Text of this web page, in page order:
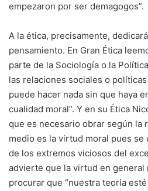
empezaron por ser demagogos”.
A la ética, precisamente,
pensamiento. En Gran Ética
parte de la Sociología o la
las relaciones sociales o
puede hacer nada sin que haya
cualidad moral”. Y en su Ética
que es necesario obrar según la
medio es la virtud moral pues
de los extremos viciosos del
advierte que la virtud en general
procurar que “nuestra teoría